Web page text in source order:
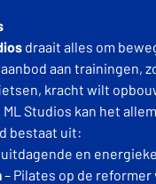
draait alles om
aan trainingen,
kracht wilt
Studios kan het
bestaat uit:
en
– Pilates op de